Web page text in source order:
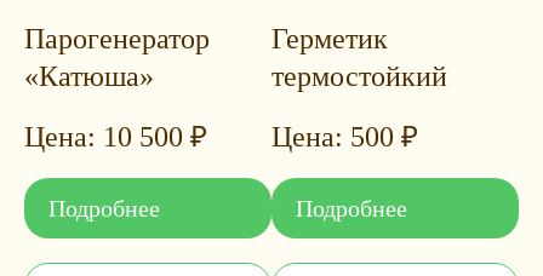
Парогенератор
«Катюша»
10 500 ₽
Подробнее
Герметик
термостойкий
500 ₽
Подробнее